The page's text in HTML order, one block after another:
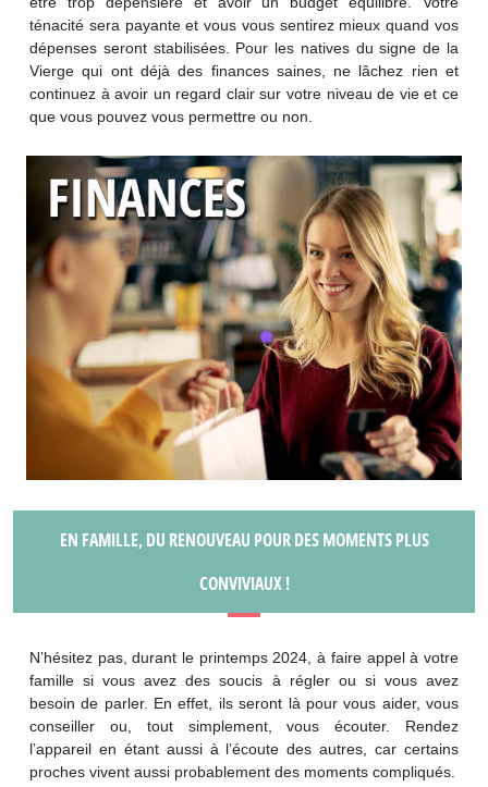
ténacité sera payante et vous vous sentirez mieux quand vos
dépenses seront stabilisées. Pour les natives du signe de la
Vierge qui ont déjà des finances saines, ne lâchez rien et
continuez à avoir un regard clair sur votre niveau de vie et ce
que vous pouvez vous permettre ou non.
EN FAMILLE, DU RENOUVEAU POUR DES MOMENTS PLUS
CONVIVIAUX !
N’hésitez pas, durant le printemps 2024, à faire appel à votre
famille si vous avez des soucis à régler ou si vous avez
besoin de parler. En effet, ils seront là pour vous aider, vous
conseiller ou, tout simplement, vous écouter. Rendez
l’appareil en étant aussi à l’écoute des autres, car certains
proches vivent aussi probablement des moments compliqués.